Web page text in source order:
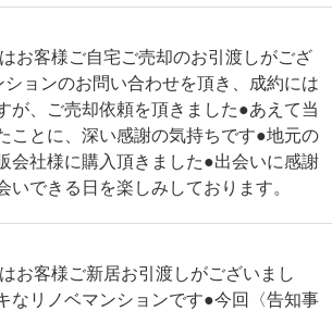
お客様ご自宅ご売却のお引渡しがござ
ョンのお問い合わせを頂き、成約には
が、ご売却依頼を頂きました●あえて当
ことに、深い感謝の気持ちです●地元の
会社様に購入頂きました●出会いに感謝
いできる日を楽しみしております。
お客様ご新居お引渡しがございまし
なリノベマンションです●今回〈告知事